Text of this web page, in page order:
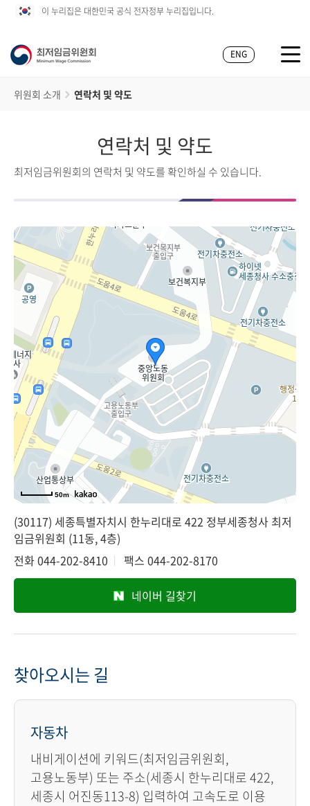
이 누리집은 대한민국 공식 전자정부 누리집입니다.
ENG
위원회 소개 연락처 및 약도
연락처 및 약도
최저임금위원회의 연락처 및 약도를 확인하실 수 있습니다.
50m
(30117) 세종특별자치시 한누리대로 422 정부세종청사 최저
임금위원회 (11동, 4층)
전화044-202-8410 팩스 044-202-8170
네이버 길찾기
찾아오시는 길
자동차
내비게이션에 키워드(최저임금위원회,
고용노동부) 또는 주소(세종시 한누리대로 422,
세종시 어진동113-8) 입력하여 고속도로 이용